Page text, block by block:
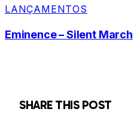
LANÇAMENTOS
Eminence – Silent March
SHARE THIS POST